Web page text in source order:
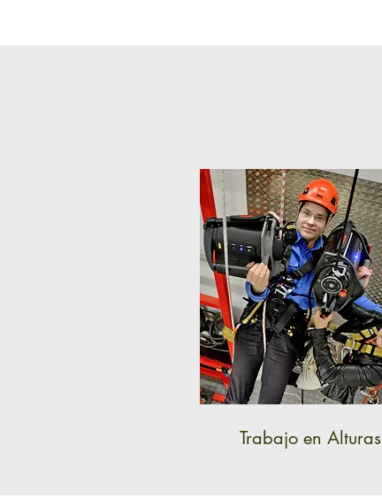
Trabajo en Alturas